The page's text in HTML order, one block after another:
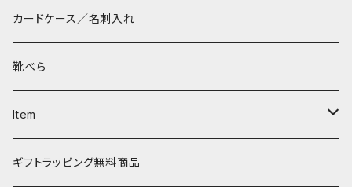
マペン
薄財布
タシュイー
コインケース
ディバ
ワンタッチ コインケース
ダイアパース
タシュイー
巾着バッグ
ショルダーバッグ
トートバッグ
チェーンバッグ
パッチン キーリング
ダルマキーリング
３つ折りキーケース
リールキーケース
カードケース／名刺入れ
靴べら
Item
リップケース
ギフトラッピング無料商品